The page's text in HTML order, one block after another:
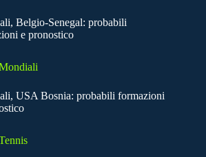
Belgio-Senegal: probabili
e pronostico
USA Bosnia: probabili formazioni